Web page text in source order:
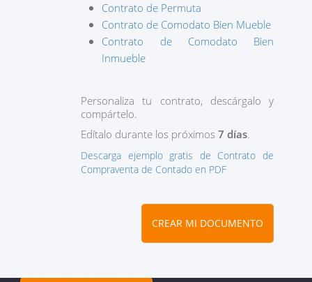
Contrato de Permuta
Contrato de Comodato Bien Mueble
Contrato de Comodato Bien
Inmueble
Personaliza tu contrato, descárgalo y
compártelo.
Edítalo durante los próximos7 días.
Descarga ejemplo gratis de Contrato de
Compraventa de Contado en PDF
CREAR MI DOCUMENTO